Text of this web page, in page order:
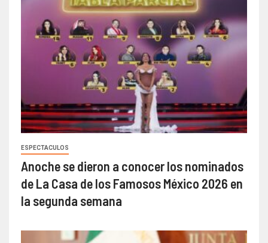
ESPECTACULOS
Anoche se dieron a conocer los nominados
de La Casa de los Famosos México 2026 en
la segunda semana